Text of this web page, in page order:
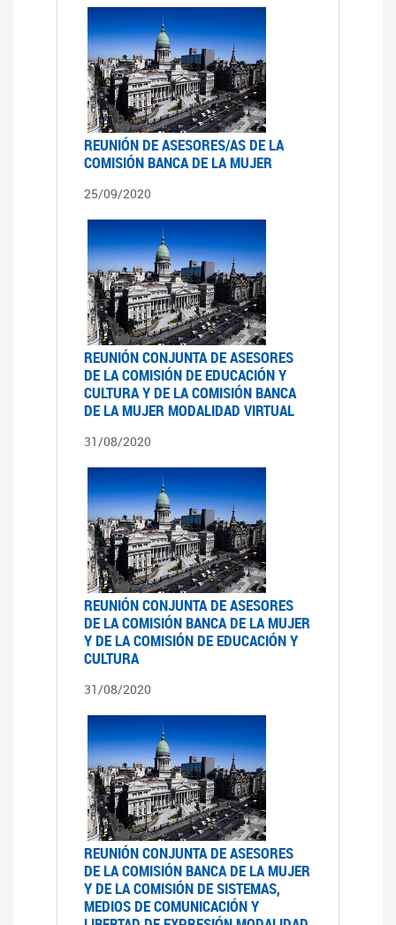
REUNIÓN DE ASESORES/AS DE LA
COMISIÓN BANCA DE LA MUJER
25/09/2020
REUNIÓN CONJUNTA DE ASESORES
DE LA COMISIÓN DE EDUCACIÓN Y
CULTURA Y DE LA COMISIÓN BANCA
DE LA MUJER MODALIDAD VIRTUAL
31/08/2020
REUNIÓN CONJUNTA DE ASESORES
DE LA COMISIÓN BANCA DE LA MUJER
Y DE LA COMISIÓN DE EDUCACIÓN Y
CULTURA
31/08/2020
REUNIÓN CONJUNTA DE ASESORES
DE LA COMISIÓN BANCA DE LA MUJER
Y DE LA COMISIÓN DE SISTEMAS,
MEDIOS DE COMUNICACIÓN Y